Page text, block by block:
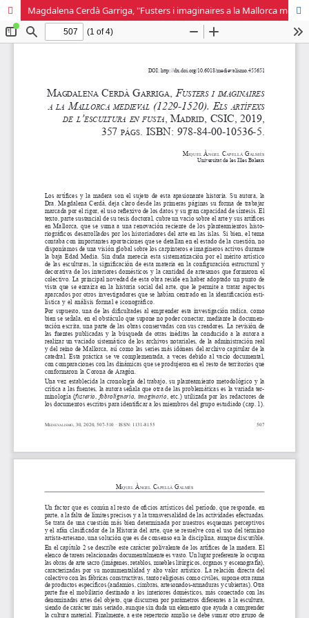
Magdalena Cerdà Garriga, "Fusters i imaginaires a la Mallorca medieval (1229-1520). Els artífexs de l'escultura en fusta"